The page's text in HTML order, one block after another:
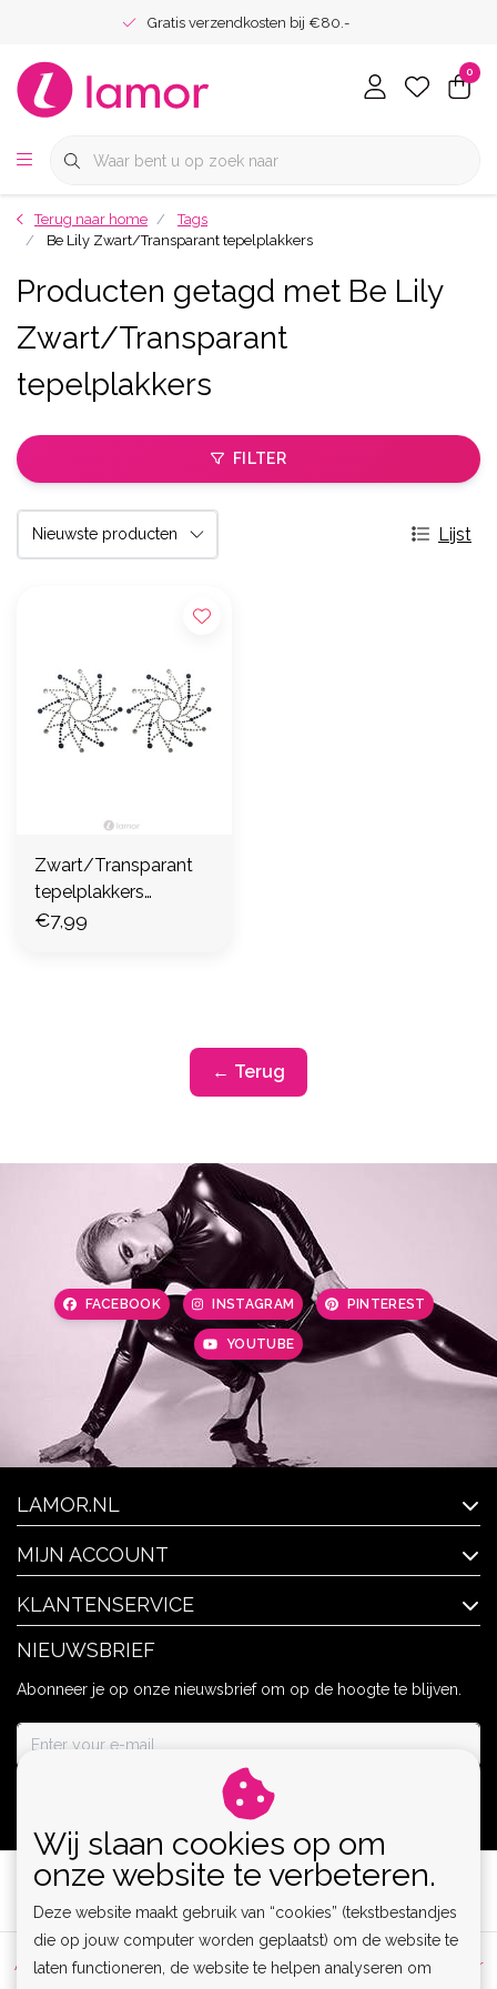
Gratis verzendkosten bij €80.-
0
Terug naar home
Tags
Be Lily Zwart/Transparant tepelplakkers
Producten getagd met Be Lily
Zwart/Transparant
tepelplakkers
FILTER
Lijst
Zwart/Transparant
tepelplakkers
,BL275035
€7,99
← Terug
FACEBOOK INSTAGRAM PINTEREST
YOUTUBE
LAMOR.NL
MIJN ACCOUNT
KLANTENSERVICE
NIEUWSBRIEF
Abonneer je op onze nieuwsbrief om op de hoogte te blijven.
Algemene voorwaarden | Privacy Policy | Sitemap |
Disclaimer
Wij slaan cookies op om
onze website te verbeteren.
Deze website maakt gebruik van “cookies” (tekstbestandjes
die op jouw computer worden geplaatst) om de website te
laten functioneren, de website te helpen analyseren om